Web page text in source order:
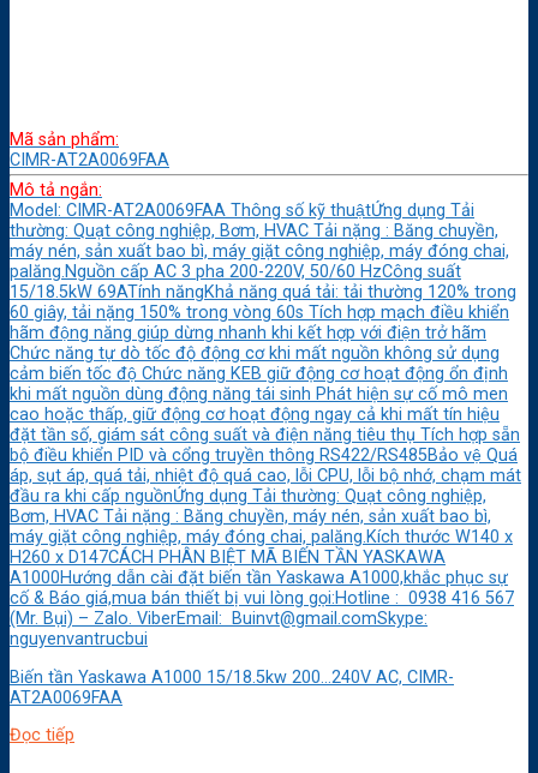
Mã sản phẩm:
CIMR-AT2A0069FAA
Mô tả ngắn:
Model: CIMR-AT2A0069FAA Thông số kỹ thuậtỨng dụng Tải
thường: Quạt công nghiệp, Bơm, HVAC Tải nặng : Băng chuyền,
máy nén, sản xuất bao bì, máy giặt công nghiệp, máy đóng chai,
palăng.Nguồn cấp AC 3 pha 200-220V, 50/60 HzCông suất
15/18.5kW 69ATính năngKhả năng quá tải: tải thường 120% trong
60 giây, tải nặng 150% trong vòng 60s Tích hợp mạch điều khiển
hãm động năng giúp dừng nhanh khi kết hợp với điện trở hãm
Chức năng tự dò tốc độ động cơ khi mất nguồn không sử dụng
cảm biến tốc độ Chức năng KEB giữ động cơ hoạt động ổn định
khi mất nguồn dùng động năng tái sinh Phát hiện sự cố mô men
cao hoặc thấp, giữ động cơ hoạt động ngay cả khi mất tín hiệu
đặt tần số, giám sát công suất và điện năng tiêu thụ Tích hợp sẵn
bộ điều khiển PID và cổng truyền thông RS422/RS485Bảo vệ Quá
áp, sụt áp, quá tải, nhiệt độ quá cao, lỗi CPU, lỗi bộ nhớ, chạm mát
đầu ra khi cấp nguồnỨng dụng Tải thường: Quạt công nghiệp,
Bơm, HVAC Tải nặng : Băng chuyền, máy nén, sản xuất bao bì,
máy giặt công nghiệp, máy đóng chai, palăng.Kích thước W140 x
H260 x D147CÁCH PHÂN BIỆT MÃ BIẾN TẦN YASKAWA
A1000Hướng dẫn cài đặt biến tần Yaskawa A1000,khắc phục sự
cố & Báo giá,mua bán thiết bị vui lòng gọi:Hotline : 0938 416 567
(Mr. Bụi) – Zalo. ViberEmail: Buinvt@gmail.comSkype:
nguyenvantrucbui
Biến tần Yaskawa A1000 15/18.5kw 200…240V AC, CIMR-
AT2A0069FAA
Đọc tiếp